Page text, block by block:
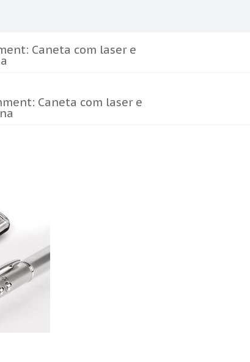
Caneta com laser e
Caneta com laser e